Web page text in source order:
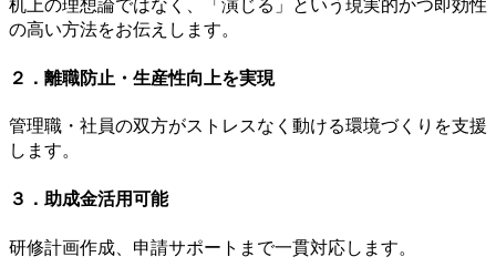
机上の理想論ではなく、「演じる」という現実的かつ即効性
の高い方法をお伝えします。
２．離職防止・生産性向上を実現
管理職・社員の双方がストレスなく動ける環境づくりを支援
します。
３．助成金活用可能
研修計画作成、申請サポートまで一貫対応します。